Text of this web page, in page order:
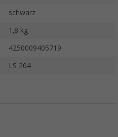
schwarz
1,8 kg
4250009405719
LS 204